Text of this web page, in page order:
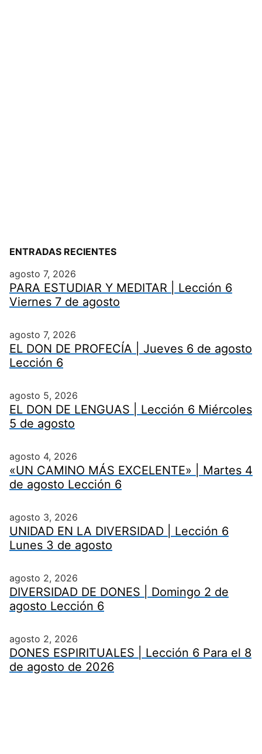
ENTRADAS RECIENTES
agosto 7, 2026
PARA ESTUDIAR Y MEDITAR | Lección 6
Viernes 7 de agosto
agosto 7, 2026
EL DON DE PROFECÍA | Jueves 6 de agosto
Lección 6
agosto 5, 2026
EL DON DE LENGUAS | Lección 6 Miércoles
5 de agosto
agosto 4, 2026
«UN CAMINO MÁS EXCELENTE» | Martes 4
de agosto Lección 6
agosto 3, 2026
UNIDAD EN LA DIVERSIDAD | Lección 6
Lunes 3 de agosto
agosto 2, 2026
DIVERSIDAD DE DONES | Domingo 2 de
agosto Lección 6
agosto 2, 2026
DONES ESPIRITUALES | Lección 6 Para el 8
de agosto de 2026